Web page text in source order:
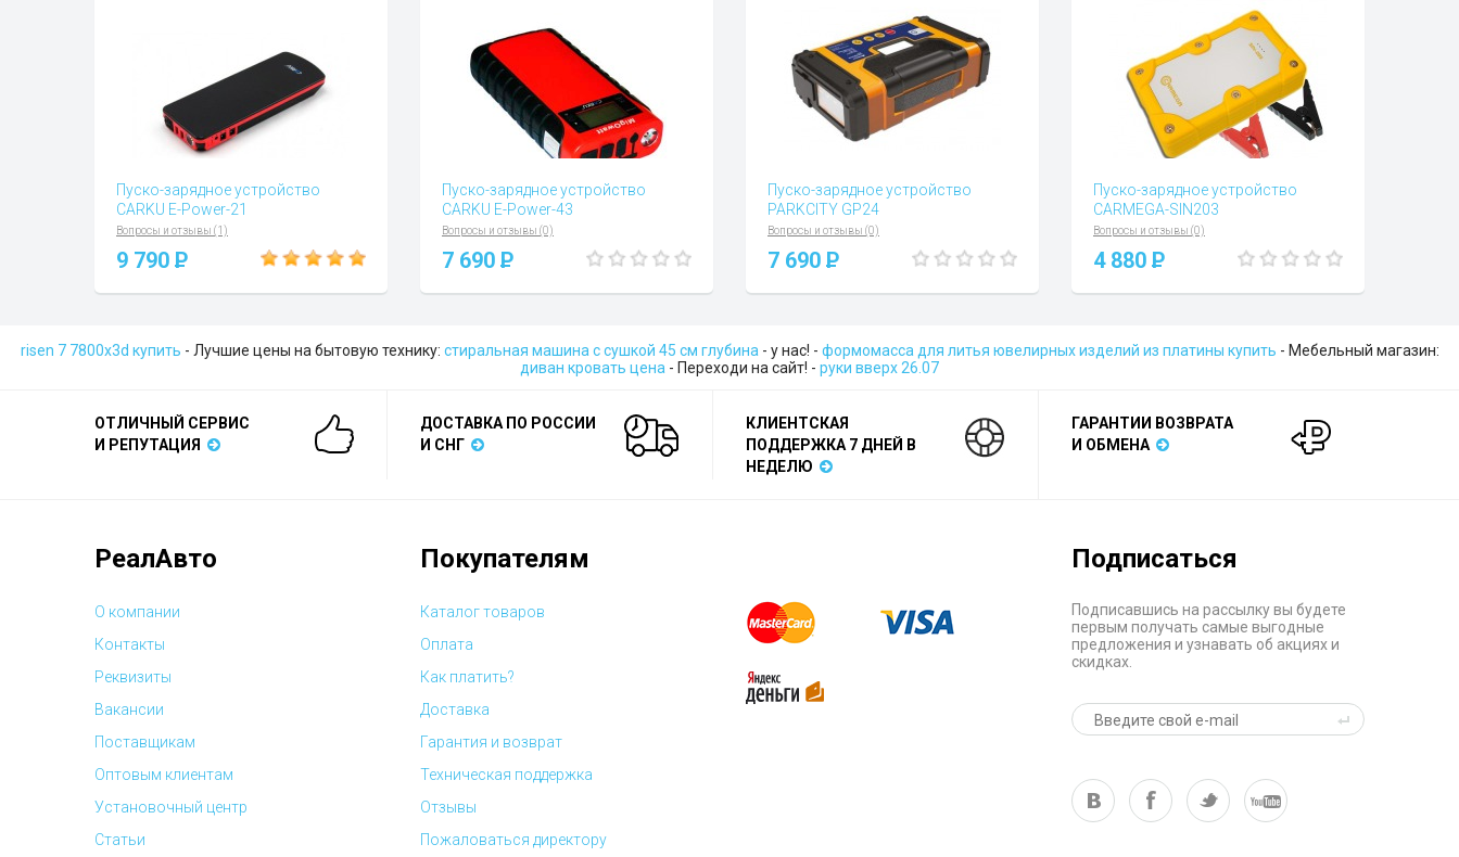
Пуско-зарядное устройство
CARKU E-Power-21
Вопросы и отзывы (1)
9 790 P
Пуско-зарядное устройство
CARKU E-Power-43
Вопросы и отзывы (0)
7 690 P
Пуско-зарядное устройство
PARKCITY GP24
Вопросы и отзывы (0)
7 690 P
Пуско-зарядное устройство
CARMEGA-SIN203
Вопросы и отзывы (0)
4 880 P
risen 7 7800x3d купить - Лучшие цены на бытовую технику: стиральная машина с сушкой 45 см глубина - у нас! - формомасса для литья ювелирных изделий из платины купить - Мебельный магазин:
диван кровать цена - Переходи на сайт! - руки вверх 26.07
ОТЛИЧНЫЙ СЕРВИС
И РЕПУТАЦИЯ
ДОСТАВКА ПО РОССИИ
И СНГ
КЛИЕНТСКАЯ
ПОДДЕРЖКА 7 ДНЕЙ В
НЕДЕЛЮ
ГАРАНТИИ ВОЗВРАТА
И ОБМЕНА
РеалАвто
О компании
Контакты
Реквизиты
Вакансии
Поставщикам
Оптовым клиентам
Установочный центр
Статьи
Покупателям
Каталог товаров
Оплата
Как платить?
Доставка
Гарантия и возврат
Техническая поддержка
Отзывы
Пожаловаться директору
Подписаться
Подписавшись на рассылку вы будете
первым получать самые выгодные
предложения и узнавать об акциях и
скидках.